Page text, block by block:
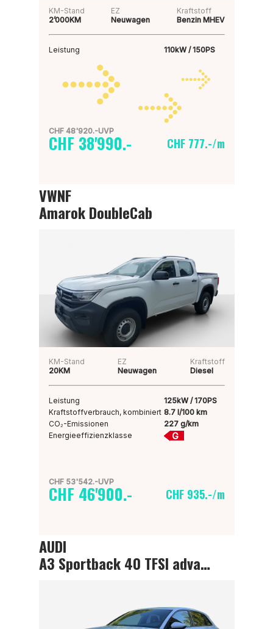
KM-Stand
2’000KM
EZ
Neuwagen
Kraftstoff
Benzin MHEV
Leistung 110kW / 150PS
CHF 48'920.-UVP
CHF 38'990.- CHF 777.-/m
VWNF
Amarok DoubleCab
KM-Stand
20KM
EZ
Neuwagen
Kraftstoff
Diesel
Leistung
125kW / 170PS
Kraftstoffverbrauch, kombiniert 8.7 l/100 km
CO₂-Emissionen
227 g/km
Energieeffizienzklasse
G
CHF 53'542.-UVP
CHF 46'900.- CHF 935.-/m
AUDI
A3 Sportback 40 TFSI advanced